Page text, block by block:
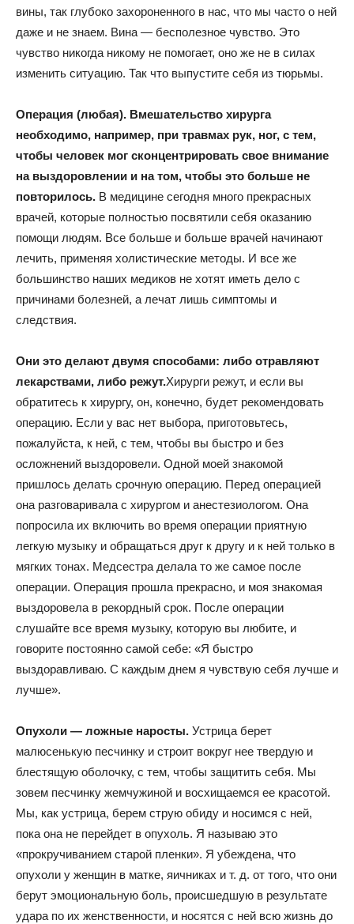
вины, так глубоко захороненного в нас, что мы часто о ней
даже и не знаем. Вина — бесполезное чувство. Это
чувство никогда никому не помогает, оно же не в силах
изменить ситуацию. Так что выпустите себя из тюрьмы.
Операция (любая). Вмешательство хирурга
необходимо, например, при травмах рук, ног, с тем,
чтобы человек мог сконцентрировать свое внимание
на выздоровлении и на том, чтобы это больше не
повторилось. В медицине сегодня много прекрасных
врачей, которые полностью посвятили себя оказанию
помощи людям. Все больше и больше врачей начинают
лечить, применяя холистические методы. И все же
большинство наших медиков не хотят иметь дело с
причинами болезней, а лечат лишь симптомы и
следствия.
Они это делают двумя способами: либо отравляют
лекарствами, либо режут.Хирурги режут, и если вы
обратитесь к хирургу, он, конечно, будет рекомендовать
операцию. Если у вас нет выбора, приготовьтесь,
пожалуйста, к ней, с тем, чтобы вы быстро и без
осложнений выздоровели. Одной моей знакомой
пришлось делать срочную операцию. Перед операцией
она разговаривала с хирургом и анестезиологом. Она
попросила их включить во время операции приятную
легкую музыку и обращаться друг к другу и к ней только в
мягких тонах. Медсестра делала то же самое после
операции. Операция прошла прекрасно, и моя знакомая
выздоровела в рекордный срок. После операции
слушайте все время музыку, которую вы любите, и
говорите постоянно самой себе: «Я быстро
выздоравливаю. С каждым днем я чувствую себя лучше и
лучше».
Опухоли — ложные наросты. Устрица берет
малюсенькую песчинку и строит вокруг нее твердую и
блестящую оболочку, с тем, чтобы защитить себя. Мы
зовем песчинку жемчужиной и восхищаемся ее красотой.
Мы, как устрица, берем струю обиду и носимся с ней,
пока она не перейдет в опухоль. Я называю это
«прокручиванием старой пленки». Я убеждена, что
опухоли у женщин в матке, яичниках и т. д. от того, что они
берут эмоциональную боль, происшедшую в результате
удара по их женственности, и носятся с ней всю жизнь до